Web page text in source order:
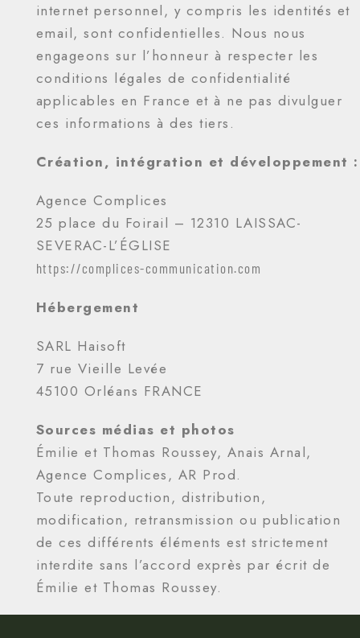
internet personnel, y compris les identités et
email, sont confidentielles. Nous nous
engageons sur l’honneur à respecter les
conditions légales de confidentialité
applicables en France et à ne pas divulguer
ces informations à des tiers.
Création, intégration et développement :
Agence Complices
25 place du Foirail – 12310 LAISSAC-
SEVERAC-L’ÉGLISE
https://complices-communication.com
Hébergement
SARL Haisoft
7 rue Vieille Levée
45100 Orléans FRANCE
Sources médias et photos
Émilie et Thomas Roussey, Anais Arnal,
Agence Complices, AR Prod.
Toute reproduction, distribution,
modification, retransmission ou publication
de ces différents éléments est strictement
interdite sans l’accord exprès par écrit de
Émilie et Thomas Roussey.